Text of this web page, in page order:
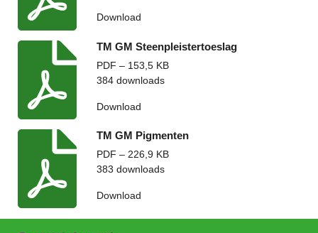
Download
TM GM Steenpleistertoeslag
PDF – 153,5 KB
384 downloads
Download
TM GM Pigmenten
PDF – 226,9 KB
383 downloads
Download